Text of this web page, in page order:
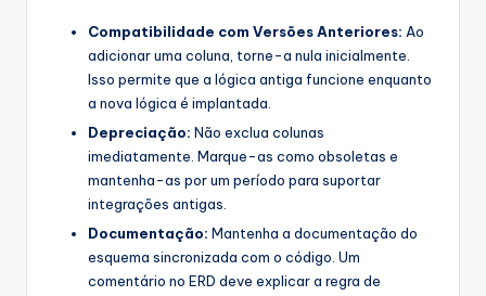
Compatibilidade com Versões Anteriores: Ao
adicionar uma coluna, torne-a nula inicialmente.
Isso permite que a lógica antiga funcione enquanto
a nova lógica é implantada.
Depreciação: Não exclua colunas
imediatamente. Marque-as como obsoletas e
mantenha-as por um período para suportar
integrações antigas.
Documentação: Mantenha a documentação do
esquema sincronizada com o código. Um
comentário no ERD deve explicar a regra de